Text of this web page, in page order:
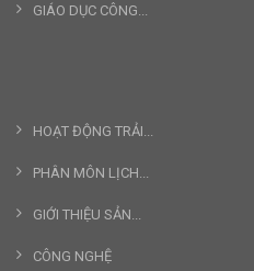
GIÁO DỤC CÔNG...
HOẠT ĐỘNG TRẢI...
PHÂN MÔN LỊCH...
GIỚI THIỆU SẢN...
CÔNG NGHỆ